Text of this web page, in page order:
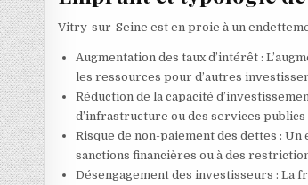
Vitry-sur-Seine est en proie à un
Augmentation des taux d’intérêt :
les ressources pour d’autres
Réduction de la capacité
d’infrastructure ou des services publics
Risque de non-paiement des dettes :
sanctions financières ou à des
Désengagement des investisseurs : La